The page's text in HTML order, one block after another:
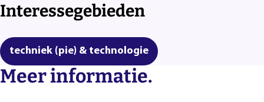
Interessegebieden
techniek (pie) & technologie
Meer informatie.